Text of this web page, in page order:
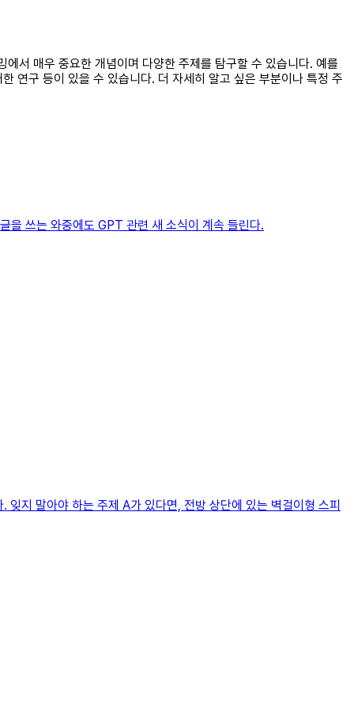
서 매우 중요한 개념이며 다양한 주제를 탐구할 수 있습니다. 예를
연구 등이 있을 수 있습니다. 더 자세히 알고 싶은 부분이나 특정 주
을 쓰는 와중에도 GPT 관련 새 소식이 계속 들린다.
지 말아야 하는 주제 A가 있다면, 전방 상단에 있는 벽걸이형 스피